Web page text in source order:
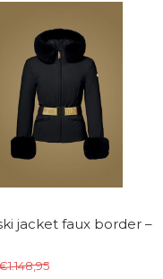
jacket faux border –